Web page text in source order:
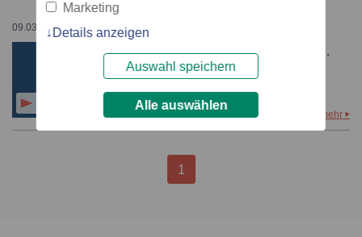
09.03.2026 – 14:02
UR-Pflanzen selbst züchten.
Der Jurassic Park erwacht
wieder. Weltneuheit.
mehr
1
Marketing
Details anzeigen
Auswahl speichern
Alle auswählen